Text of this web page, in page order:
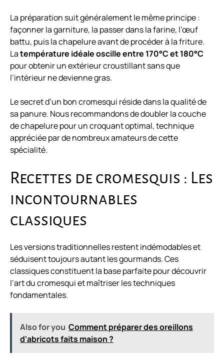
La préparation suit généralement le même principe :
façonner la garniture, la passer dans la farine, l’œuf
battu, puis la chapelure avant de procéder à la friture.
Latempérature idéale oscille entre 170°C et 180°C
pour obtenir un extérieur croustillant sans que
l’intérieur ne devienne gras.
Le secret d’un bon cromesqui réside dans la qualité de
sa panure. Nous recommandons de doubler la couche
de chapelure pour un croquant optimal, technique
appréciée par de nombreux amateurs de cette
spécialité.
Recettes de cromesquis : Les
incontournables
classiques
Les versions traditionnelles restent indémodables et
séduisent toujours autant les gourmands. Ces
classiques constituent la base parfaite pour découvrir
l’art du cromesqui et maîtriser les techniques
fondamentales.
Also for you Comment préparer des oreillons
d'abricots faits maison ?